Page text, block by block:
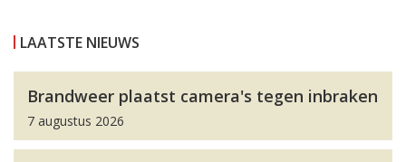
LAATSTE NIEUWS
Brandweer plaatst camera's tegen inbraken
7 augustus 2026